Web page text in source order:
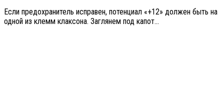
Если предохранитель исправен, потенциал «+12» должен быть на
одной из клемм клаксона. Заглянем под капот…